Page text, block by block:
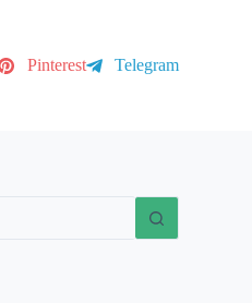
Pinterest Telegram